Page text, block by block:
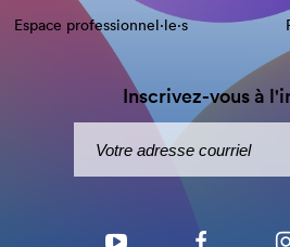
Espace professionnel·le⋅s
Inscrivez-vous à